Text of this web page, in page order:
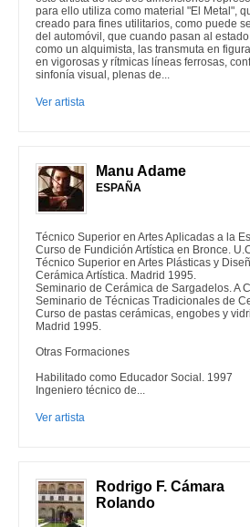
para ello utiliza como material "El Metal",
creado para fines utilitarios, como puede
del automóvil, que cuando pasan al
como un alquimista, las transmuta en
en vigorosas y rítmicas líneas ferrosas,
sinfonía visual, plenas de...
Ver artista
Manu Adame
ESPAÑA
Técnico Superior en Artes Aplicadas a la
Curso de Fundición Artística en Bronce.
Técnico Superior en Artes Plásticas y
Cerámica Artística. Madrid 1995.
Seminario de Cerámica de Sargadelos. A
Seminario de Técnicas Tradicionales de
Curso de pastas cerámicas, engobes y
Madrid 1995.
Otras Formaciones
Habilitado como Educador Social. 1997
Ingeniero técnico de...
Ver artista
Rodrigo F. Cámara
Rolando